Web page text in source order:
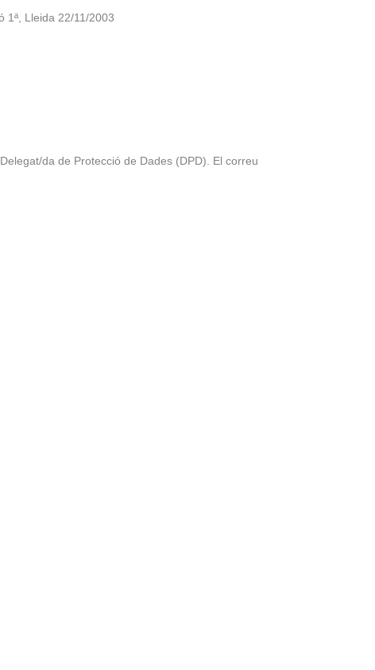
1ª, Lleida 22/11/2003
da de Protecció de Dades (DPD). El correu